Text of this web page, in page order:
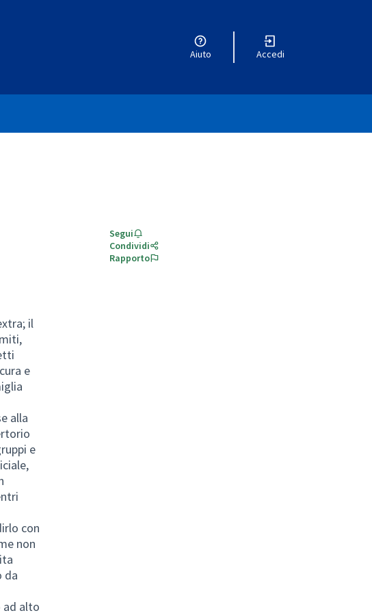
Aiuto Accedi
il
e
alla
e
con
non
da
ad alto
Segui
Condividi
Rapporto